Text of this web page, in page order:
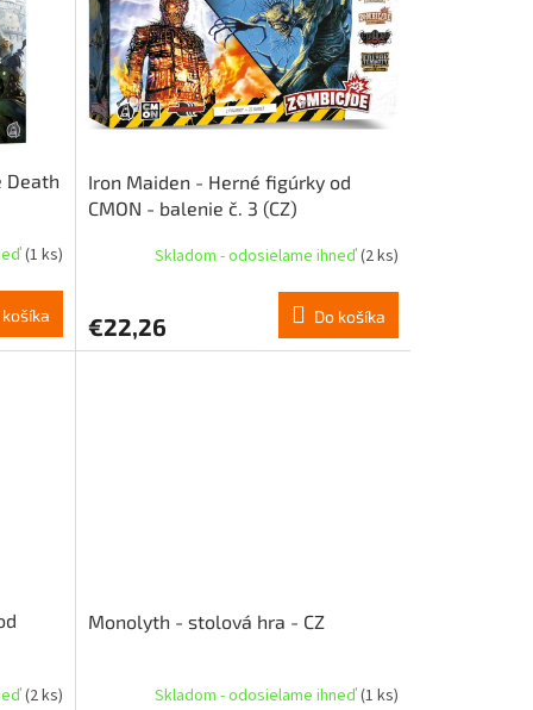
Death
(1 ks)
košíka
Iron Maiden - Herné figúrky od
CMON - balenie č. 3 (CZ)
Skladom - odosielame ihneď(2 ks)
€22,26 Do košíka
(2 ks)
Monolyth - stolová hra - CZ
Skladom - odosielame ihneď(1 ks)